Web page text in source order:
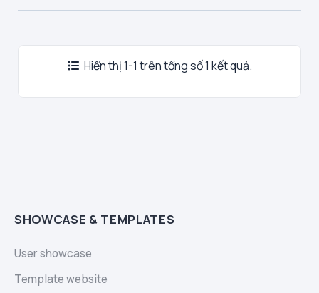
Hiển thị 1-1 trên tổng số 1 kết quả.
SHOWCASE & TEMPLATES
User showcase
Template website